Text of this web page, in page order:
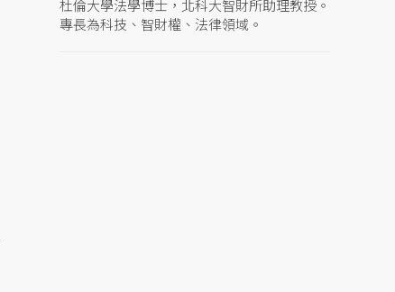
杜倫大學法學博士，北科大智財所助理教授。
專長為科技、智財權、法律領域。